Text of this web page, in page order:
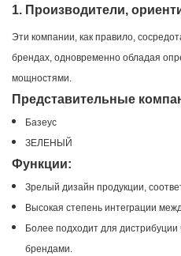
1. Производители,
Эти компании, как правило,
брендах, одновременно обладая
мощностями.
Представительные
Базеус
ЗЕЛЕНЫЙ
Функции:
Зрелый дизайн продукции,
Высокая степень интеграции
Более подходит для
брендами.